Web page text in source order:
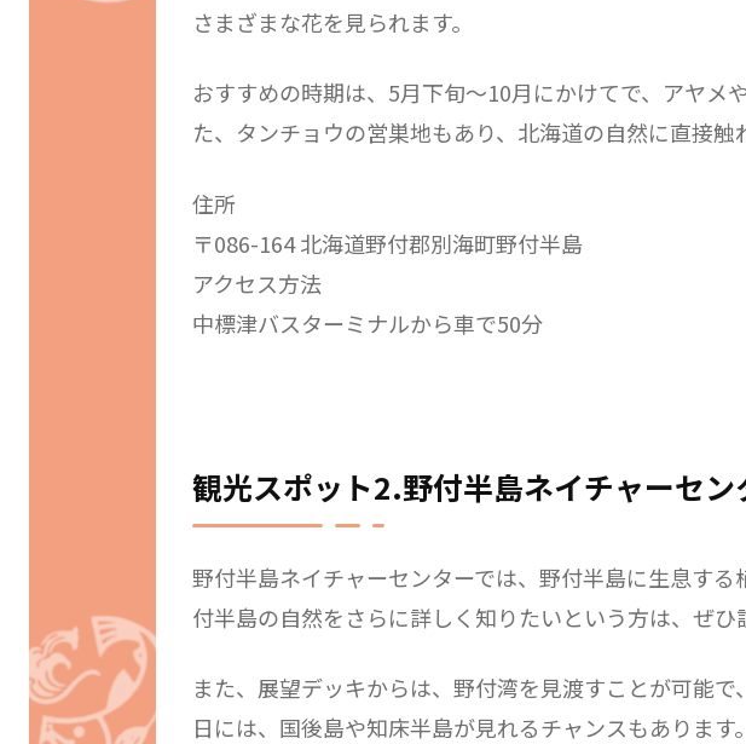
さまざまな花を見られます。
おすすめの時期は、5月下旬〜10月にかけてで、アヤメ
た、タンチョウの営巣地もあり、北海道の自然に直接触
住所
〒086-164 北海道野付郡別海町野付半島
アクセス方法
中標津バスターミナルから車で50分
観光スポット2.野付半島ネイチャーセン
野付半島ネイチャーセンターでは、野付半島に生息す
付半島の自然をさらに詳しく知りたいという方は、ぜひ
また、展望デッキからは、野付湾を見渡すことが可能
日には、国後島や知床半島が見れるチャンスもあります。